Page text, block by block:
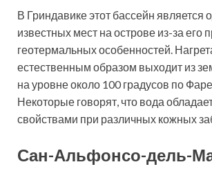
В Гриндавике этот бассейн является
известных мест на острове из-за его
геотермальных особенностей.
естественным образом выходит из
на уровне около 100 градусов по
Некоторые говорят, что вода
свойствами при различных кожных
Сан-Альфонсо-дель-